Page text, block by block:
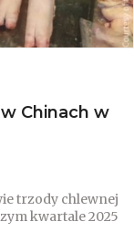
Chinach w
trzody chlewnej
kwartale 2025